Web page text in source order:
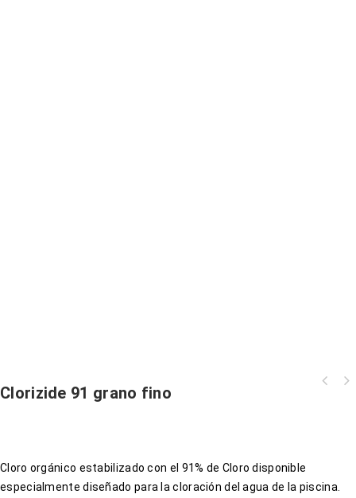
Clorizide 91 grano fino
Cloro orgánico estabilizado con el 91% de Cloro disponible
especialmente diseñado para la cloración del agua de la piscina.